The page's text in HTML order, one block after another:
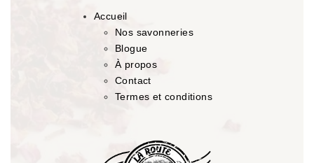
Accueil
Nos savonneries
Blogue
À propos
Contact
Termes et conditions